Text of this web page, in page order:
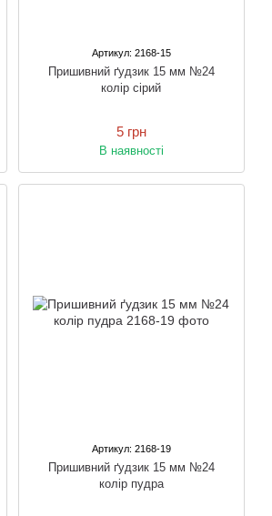
Артикул: 2168-15
Пришивний ґудзик 15 мм №24
колір сірий
5 грн
В наявності
Артикул: 2168-19
Пришивний ґудзик 15 мм №24
колір пудра